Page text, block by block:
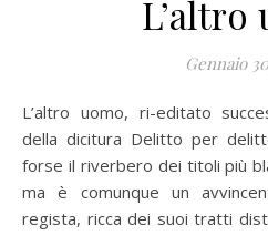
L’altro
Gennaio
L’altro uomo, ri-editato successivamente con l’aggiunta
della dicitura Delitto per
forse il riverbero dei titoli più
ma è comunque un
regista, ricca dei suoi tratti